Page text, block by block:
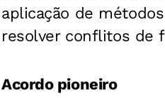
aplicação de
resolver conflitos de
Acordo pioneiro